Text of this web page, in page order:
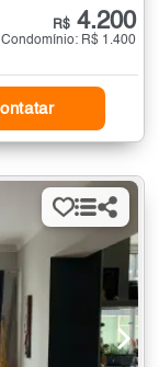
R$ 4.200
Condomínio: R$ 1.400